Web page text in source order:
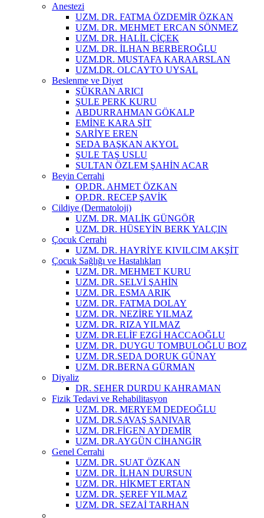
Anestezi
UZM. DR. FATMA ÖZDEMİR ÖZKAN
UZM. DR. MEHMET ERCAN SÖNMEZ
UZM. DR. HALİL ÇİÇEK
UZM. DR. İLHAN BERBEROĞLU
UZM.DR. MUSTAFA KARAARSLAN
UZM.DR. OLCAYTO UYSAL
Beslenme ve Diyet
ŞÜKRAN ARICI
ŞULE PERK KURU
ABDURRAHMAN GÖKALP
EMİNE KARA ŞİT
SARİYE EREN
SEDA BAŞKAN AKYOL
ŞULE TAŞ USLU
SULTAN ÖZLEM ŞAHİN ACAR
Beyin Cerrahi
OP.DR. AHMET ÖZKAN
OP.DR. RECEP ŞAVİK
Cildiye (Dermatoloji)
UZM. DR. MALİK GÜNGÖR
UZM. DR. HÜSEYİN BERK YALÇIN
Çocuk Cerrahi
UZM. DR. HAYRİYE KIVILCIM AKŞİT
Çocuk Sağlığı ve Hastalıkları
UZM. DR. MEHMET KURU
UZM. DR. SELVİ ŞAHİN
UZM. DR. ESMA ARIK
UZM. DR. FATMA DOLAY
UZM. DR. NEZİRE YILMAZ
UZM. DR. RIZA YILMAZ
UZM. DR.ELİF EZGİ HACCAOĞLU
UZM. DR. DUYGU TOMBULOĞLU BOZ
UZM. DR.SEDA DORUK GÜNAY
UZM. DR.BERNA GÜRMAN
Diyaliz
DR. SEHER DURDU KAHRAMAN
Fizik Tedavi ve Rehabilitasyon
UZM. DR. MERYEM DEDEOĞLU
UZM. DR.SAVAŞ ŞANIVAR
UZM. DR.FİGEN AYDEMİR
UZM. DR.AYGÜN CİHANGİR
Genel Cerrahi
UZM. DR. SUAT ÖZKAN
UZM. DR. İLHAN DURSUN
UZM. DR. HİKMET ERTAN
UZM. DR. ŞEREF YILMAZ
UZM. DR. SEZAİ TARHAN